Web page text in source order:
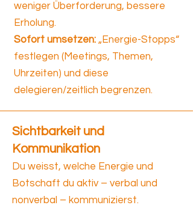
weniger Überforderung, bessere
Erholung.
Sofort umsetzen: „Energie-Stopps“
festlegen (Meetings, Themen,
Uhrzeiten) und diese
delegieren/zeitlich begrenzen.
Sichtbarkeit und
Kommunikation
Du weisst, welche Energie und
Botschaft du aktiv – verbal und
nonverbal – kommunizierst.